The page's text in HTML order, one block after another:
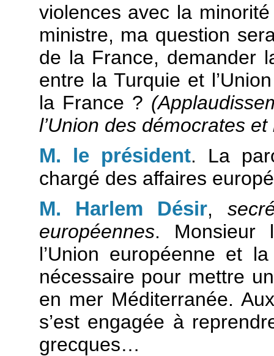
violences avec la
ministre, ma question
de la France, demander
entre la Turquie et
la France ?
l’Union des démocrates
M. le président. La
chargé des affaires
M. Harlem Désir,
européennes. Monsieur
l’Union européenne et
nécessaire pour mettre
en mer Méditerranée.
s’est engagée à
grecques…